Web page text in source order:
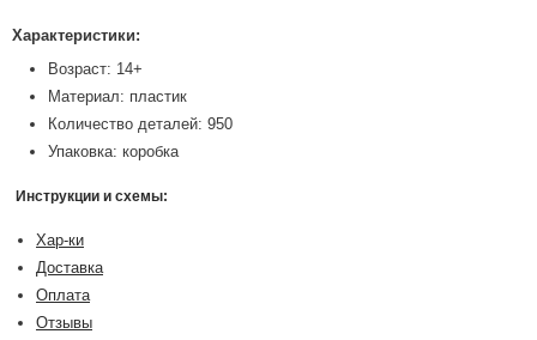
Характеристики:
Возраст: 14+
Материал: пластик
Количество деталей: 950
Упаковка: коробка
Инструкции и схемы:
Хар-ки
Доставка
Оплата
Отзывы